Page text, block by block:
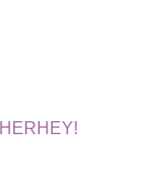
HERHEY!